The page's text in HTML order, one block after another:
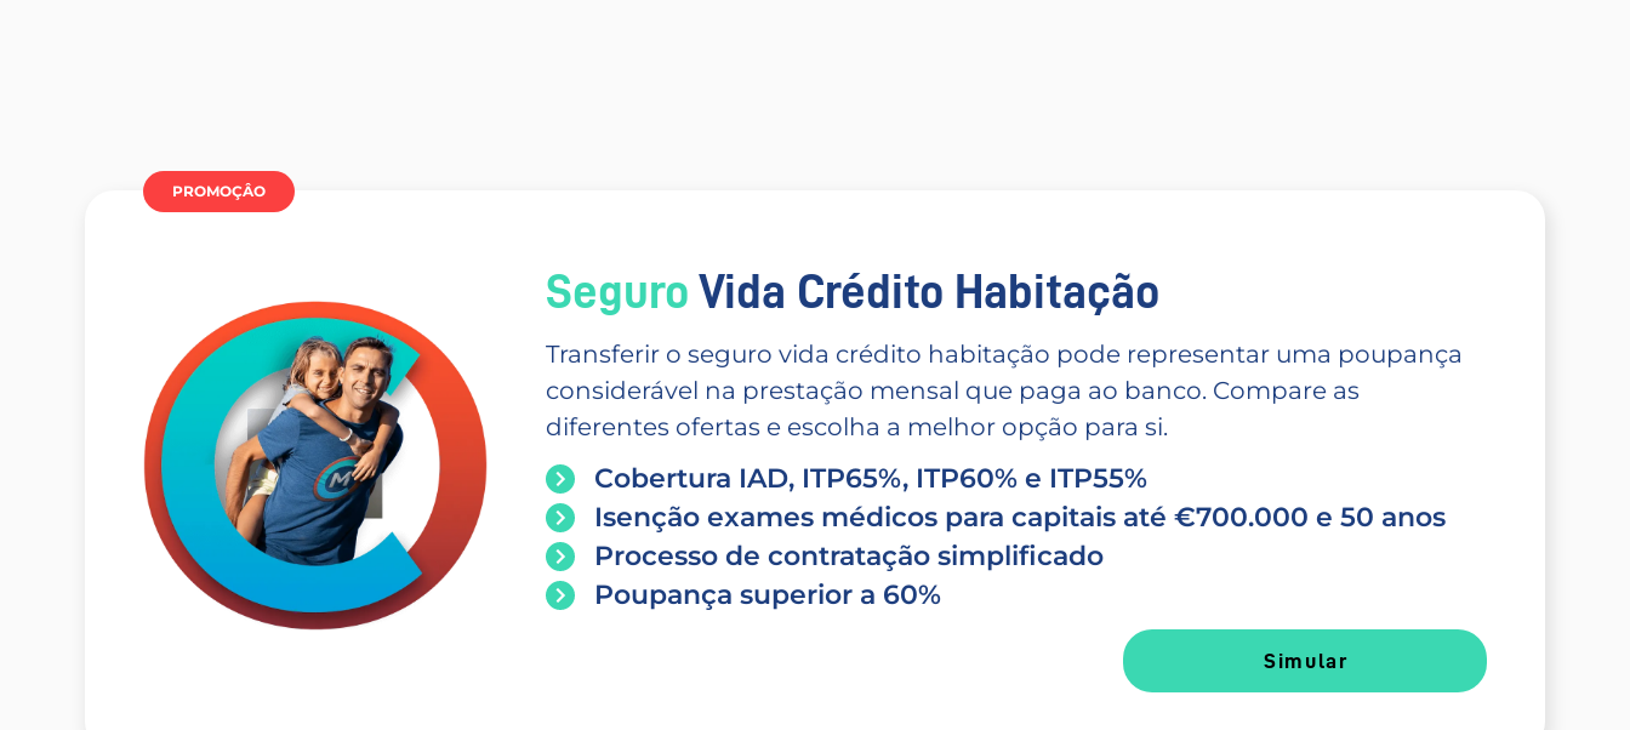
PROMOÇÂO
Seguro Vida Crédito Habitação
Transferir o seguro vida crédito habitação pode representar uma poupança
considerável na prestação mensal que paga ao banco. Compare as
diferentes ofertas e escolha a melhor opção para si.
Cobertura IAD, ITP65%, ITP60% e ITP55%
Isenção exames médicos para capitais até €700.000 e 50 anos
Processo de contratação simplificado
Poupança superior a 60%
Simular